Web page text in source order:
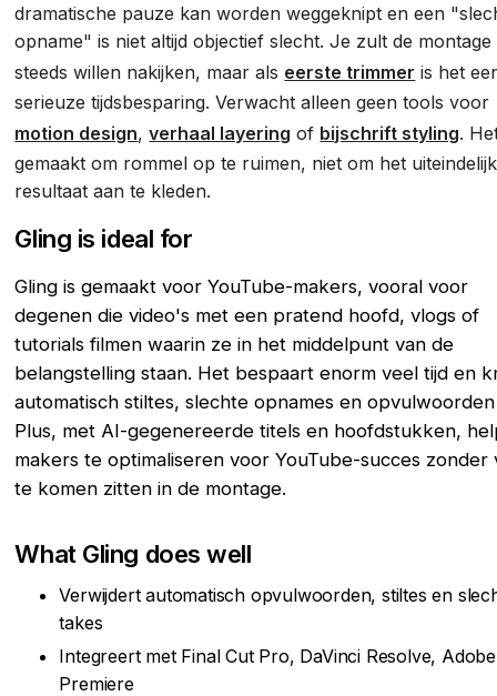
dramatische pauze kan worden weggeknipt en een
opname" is niet altijd objectief slecht. Je zult de montage
steeds willen nakijken, maar als eerste trimmer is het
serieuze tijdsbesparing. Verwacht alleen geen tools voor
motion design,verhaal layering of bijschrift styling.
gemaakt om rommel op te ruimen, niet om het
resultaat aan te kleden.
Gling is ideal for
Gling is gemaakt voor YouTube-makers, vooral voor
degenen die video's met een pratend hoofd, vlogs of
tutorials filmen waarin ze in het middelpunt van de
belangstelling staan. Het bespaart enorm veel tijd en
automatisch stiltes, slechte opnames en
Plus, met AI-gegenereerde titels en hoofdstukken,
makers te optimaliseren voor YouTube-succes zonder
te komen zitten in de montage.
What Gling does well
Verwijdert automatisch opvulwoorden, stiltes en
takes
Integreert met Final Cut Pro, DaVinci Resolve, Adobe
Premiere